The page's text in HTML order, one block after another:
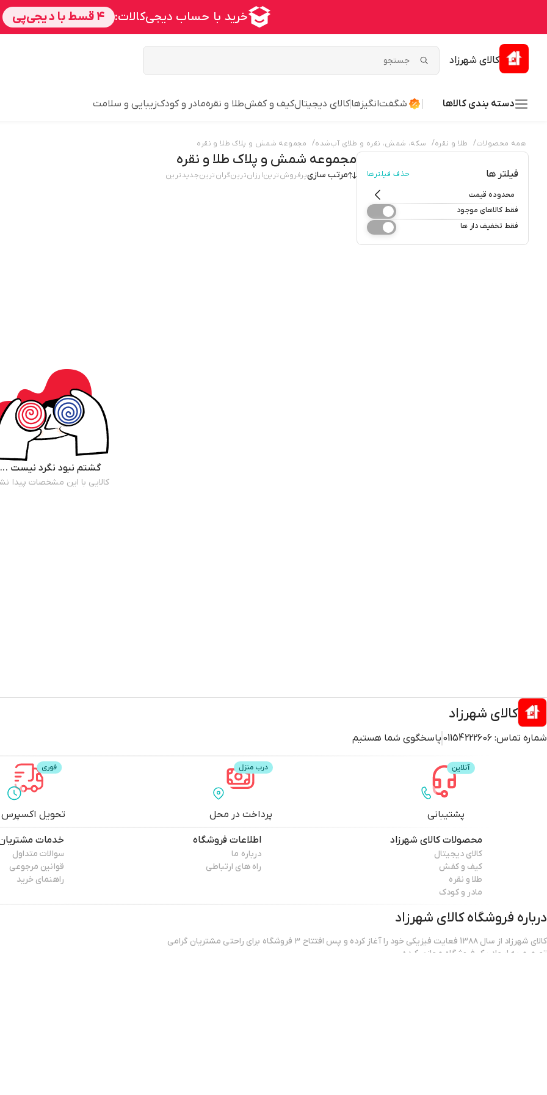
کالای شهرزاد
دسته بندی کالاها شگفت‌انگیزهاکالای دیجیتالکیف و کفشطلا و نقرهمادر و کودکزیبایی و سلامت
همه محصولات/ طلا و نقره/ سکه، شمش، نقره و طلای آب‌شده/ مجموعه شمش و پلاک طلا و نقره
فیلتر ها حذف فیلترها
محدوده قیمت
فقط کالاهای موجود
فقط تخفیف دار ها
مجموعه شمش و پلاک طلا و نقره
مرتب سازیپرفروش‌ترینارزان‌ترینگران‌ترینجدید‌ترین
گشتم نبود نگرد نیست ...
کالایی با این مشخصات پیدا
کالای شهرزاد
شماره تماس: 01154222606 پاسخگوی شما هستیم
پشتیبانی پرداخت در محل تحویل اکسپرس
محصولاتکالای شهرزاد
کالای دیجیتال
کیف و کفش
طلا و نقره
مادر و کودک
اطلاعات فروشگاه
درباره ما
راه های ارتباطی
خدمات
سوالات متداول
قوانین مرجوعی
راهنمای خرید
درباره فروشگاهکالای شهرزاد
کالای شهرزاد از سال 13۸۸ فعایت فیزیکی خود را آغاز کرده و پس افتتاح ۳ فروشگاه برای راحتی مشتریان گرامی
تصمیم به ایجاد یک فروشگاه مجازی کرده.